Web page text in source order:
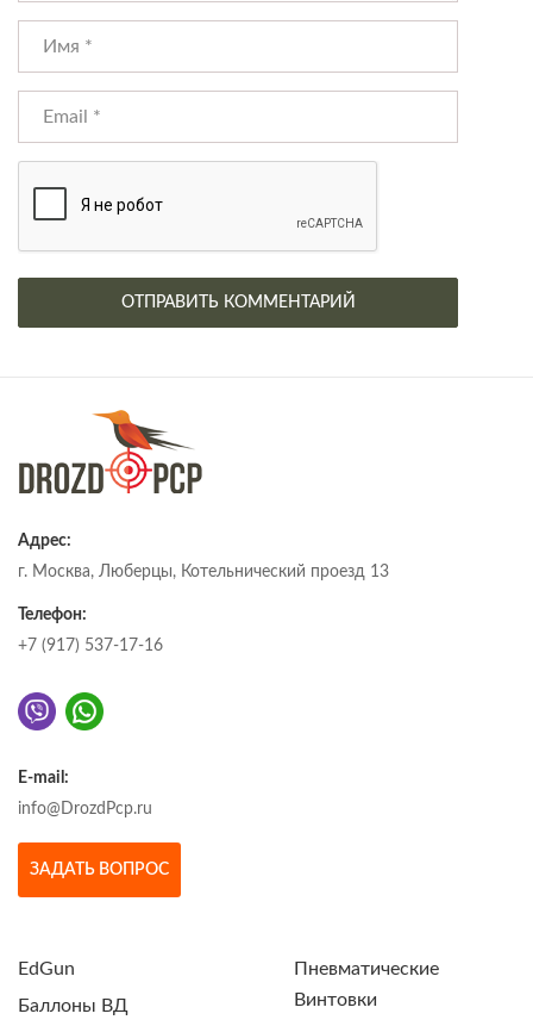
Адрес:
г. Москва, Люберцы, Котельнический проезд 13
Телефон:
+7 (917) 537-17-16
E-mail:
info@DrozdPcp.ru
ЗАДАТЬ ВОПРОС
EdGun
Баллоны ВД
Пневматические
Винтовки